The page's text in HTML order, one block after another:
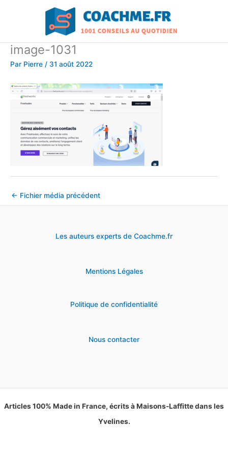
image-1031
Par Pierre / 31 août 2022
← Fichier média précédent
Les auteurs experts de Coachme.fr
Mentions Légales
Politique de confidentialité
Nous contacter
Articles 100% Made in France, écrits à Maisons-Laffitte dans les
Yvelines.